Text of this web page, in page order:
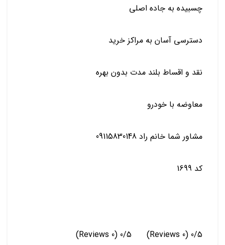
چسبیده به جاده اصلی
دسترسی آسان به مراکز خرید
نقد و اقساط بلند مدت بدون بهره
معاوضه با خودرو
مشاور شما خانم راد 09115830148
کد 1699
0/5
(0 Reviews)
0/5
(0 Reviews)